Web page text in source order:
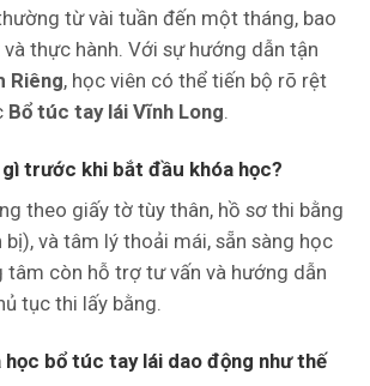
từ vài tuần đến một tháng, bao
thực hành. Với sự hướng dẫn tận
Riêng, học viên có thể tiến bộ rõ rệt
Bổ túc tay lái Vĩnh Long
trước khi bắt đầu khóa học?
theo giấy tờ tùy thân, hồ sơ thi bằng
bị), và tâm lý thoải mái, sẵn sàng học
tâm còn hỗ trợ tư vấn và hướng dẫn
tục thi lấy bằng.
học bổ túc tay lái dao động như thế